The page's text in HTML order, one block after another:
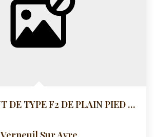
APPARTEMENT DE TYPE F2 DE PLAIN PIED EN